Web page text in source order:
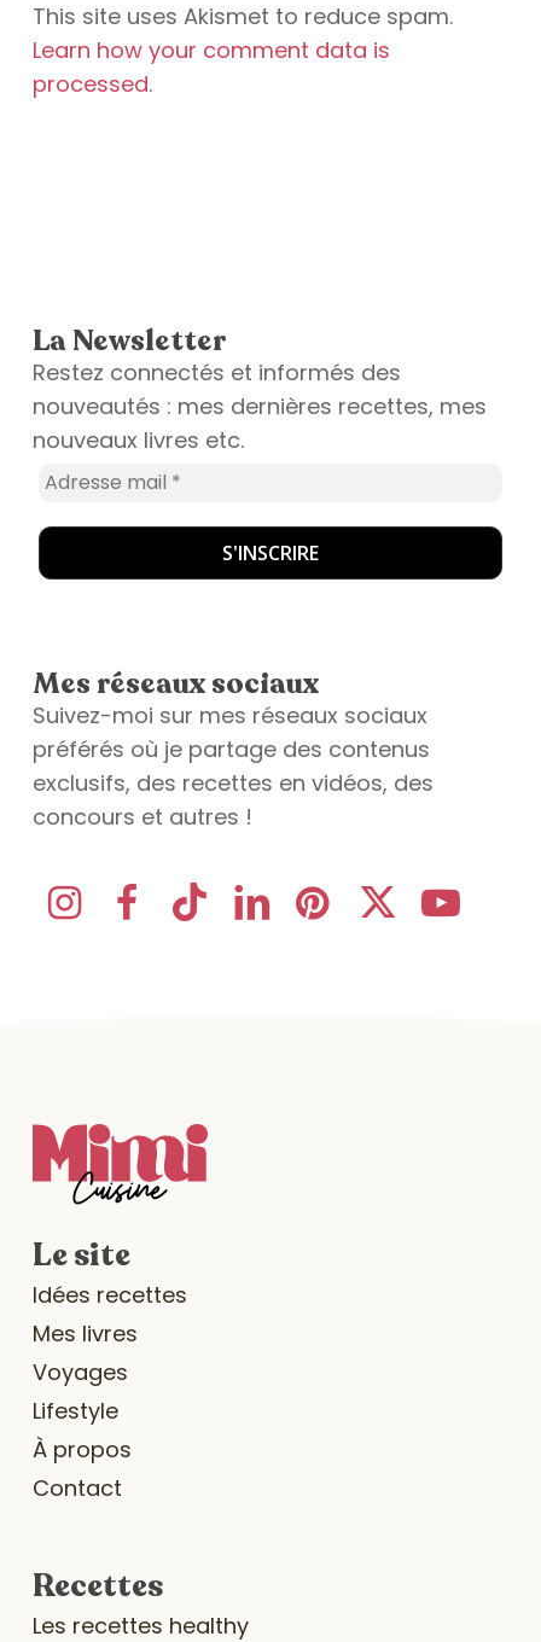
This site uses Akismet to reduce spam.
Learn how your comment data is
processed.
La Newsletter
Restez connectés et informés des
nouveautés : mes dernières recettes, mes
nouveaux livres etc.
Mes réseaux sociaux
Suivez-moi sur mes réseaux sociaux
préférés où je partage des contenus
exclusifs, des recettes en vidéos, des
concours et autres !
Le site
Idées recettes
Mes livres
Voyages
Lifestyle
À propos
Contact
Recettes
Les recettes healthy